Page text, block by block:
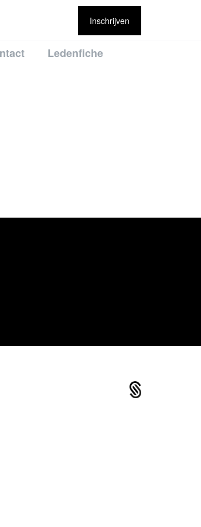
Inschrijven
Ledenfiche